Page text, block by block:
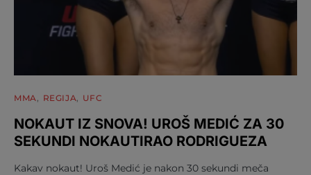
MMA REGIJA UFC
NOKAUT IZ SNOVA! UROŠ MEDIĆ ZA 30
SEKUNDI NOKAUTIRAO RODRIGUEZA
Kakav nokaut! Uroš Medić je nakon 30 sekundi meča